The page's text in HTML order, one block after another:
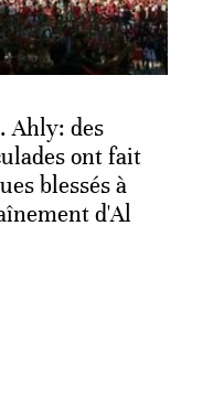
Ahly: des
ont fait
blessés à
d'Al